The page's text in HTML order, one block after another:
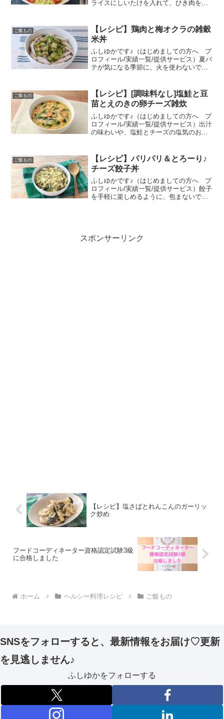
ライスにしいたけを入れて、ひき肉をヘ
シピは、第10回しいたけ超簡単レシピコ
ンテスト 最...
ご飯もの
【レシピ】鶏肉と梅オクラの雑穀
米丼
ふしゆかです♪（はじめましての方へ プ
ロフィール/実績一覧/提供サービス）夏バ
テが気になる季節に、火を使わないで簡
にして爽やか↑鶏むね肉や、梅、青じそ
で、食欲低下気味な...
ご飯もの
【レシピ】[調味料なし]塩鮭と豆
苗とえのきの卵チーズ雑炊
ふしゆかです♪（はじめましての方へ プ
ロフィール/実績一覧/提供サービス）出汁
の味わいや、塩鮭とチーズの塩気のおか
べられます。出汁の味わいをベースにし
た具材豊富な雑炊は...
ご飯もの
【レシピ】パリパリ＆とろーり♪
チーズ餃子丼
ふしゆかです♪（はじめましての方へ プ
ロフィール/実績一覧/提供サービス）餃子
を手軽に楽しめるように、包まないで丼
スポンサーリンク
【レシピ】塩さばとれんこんのガーリッ
ク炒め
フードコーディネーター資格認定試験3級
に合格しました
ホーム ヘルシー料理レシピ ご飯もの
SNSをフォローすると、最新情報をお届け♡更新
を見逃しません♪
ふしゆかをフォローする